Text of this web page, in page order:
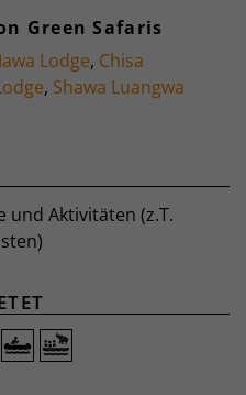
Green Safaris
Lodge, Chisa
, Shawa Luangwa
und Aktivitäten (z.T.